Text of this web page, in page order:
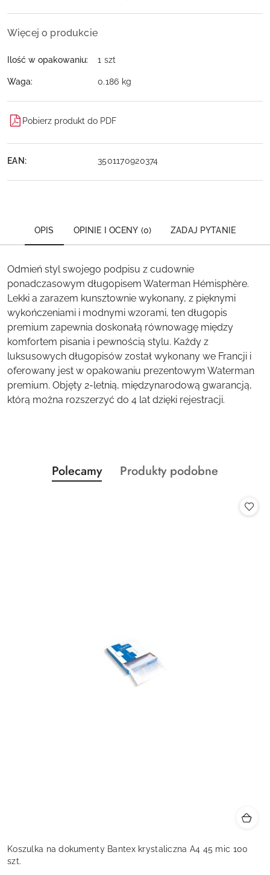
Więcej o produkcie
Ilość w opakowaniu: 1 szt
Waga: 0.186 kg
Pobierz produkt do PDF
EAN: 3501170920374
OPIS OPINIE I OCENY (0) ZADAJ PYTANIE
Odmień styl swojego podpisu z cudownie
ponadczasowym długopisem Waterman Hémisphère.
Lekki a zarazem kunsztownie wykonany, z pięknymi
wykończeniami i modnymi wzorami, ten długopis
premium zapewnia doskonałą równowagę między
komfortem pisania i pewnością stylu. Każdy z
luksusowych długopisów został wykonany we Francji i
oferowany jest w opakowaniu prezentowym Waterman
premium. Objęty 2-letnią, międzynarodową gwarancją,
którą można rozszerzyć do 4 lat dzięki rejestracji.
Pomiń karuzelę produktów
Produkty
o
Polecamy
Produkty
Produkty podobne
Koszulka na dokumenty Bantex krystaliczna A4 45 mic 100
szt.